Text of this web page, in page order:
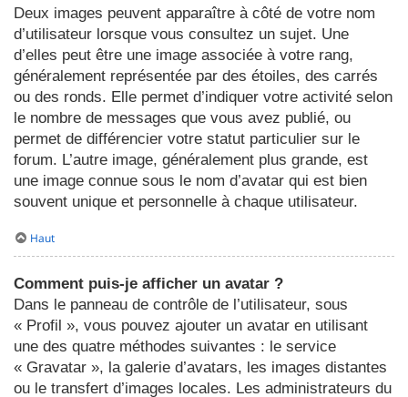
Deux images peuvent apparaître à côté de votre nom
d’utilisateur lorsque vous consultez un sujet. Une
d’elles peut être une image associée à votre rang,
généralement représentée par des étoiles, des carrés
ou des ronds. Elle permet d’indiquer votre activité selon
le nombre de messages que vous avez publié, ou
permet de différencier votre statut particulier sur le
forum. L’autre image, généralement plus grande, est
une image connue sous le nom d’avatar qui est bien
souvent unique et personnelle à chaque utilisateur.
Haut
Comment puis-je afficher un avatar ?
Dans le panneau de contrôle de l’utilisateur, sous
« Profil », vous pouvez ajouter un avatar en utilisant
une des quatre méthodes suivantes : le service
« Gravatar », la galerie d’avatars, les images distantes
ou le transfert d’images locales. Les administrateurs du